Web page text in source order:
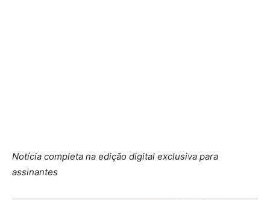
Notícia completa na edição digital exclusiva para
assinantes